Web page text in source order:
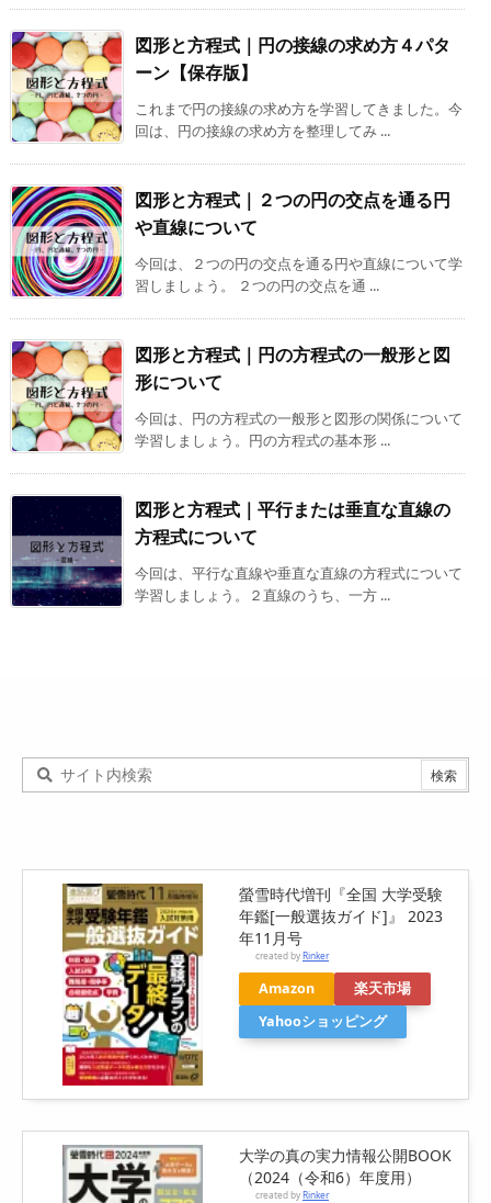
図形と方程式｜円の接線の求め方４パタ
ーン【保存版】
これまで円の接線の求め方を学習してきました。今
回は、円の接線の求め方を整理してみ ...
図形と方程式｜２つの円の交点を通る円
や直線について
今回は、２つの円の交点を通る円や直線について学
習しましょう。 ２つの円の交点を通 ...
図形と方程式｜円の方程式の一般形と図
形について
今回は、円の方程式の一般形と図形の関係について
学習しましょう。円の方程式の基本形 ...
図形と方程式｜平行または垂直な直線の
方程式について
今回は、平行な直線や垂直な直線の方程式について
学習しましょう。２直線のうち、一方 ...
螢雪時代増刊『全国 大学受験
年鑑[一般選抜ガイド]』 2023
年11月号
created by Rinker
Amazon
楽天市場
Yahooショッピング
大学の真の実力情報公開BOOK
（2024（令和6）年度用）
created by Rinker